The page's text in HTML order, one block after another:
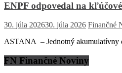
ENPF odpovedal na
30. júla 202630. júla 2026 Finančné
ASTANA – Jednotný akumulatívny
FN Finančné Noviny